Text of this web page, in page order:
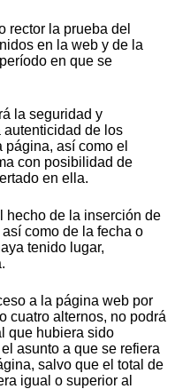
rector la prueba del
en la web y de la
en que se
la seguridad y
de los
así como el
con posibilidad de
en ella.
hecho de la inserción de
como de la fecha o
tenido lugar,
a la página web por
cuatro alternos, no podrá
que hubiera sido
asunto a que se refiera
salvo que el total de
igual o superior al